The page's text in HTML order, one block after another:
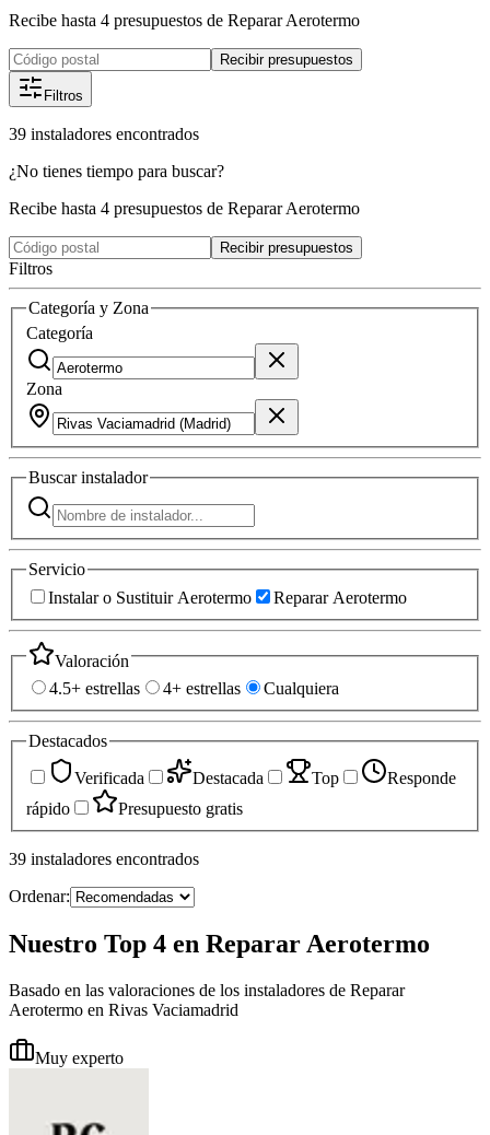
Recibe hasta 4 presupuestos de Reparar Aerotermo
Recibir presupuestos
Filtros
39 instaladores encontrados
¿No tienes tiempo para buscar?
Recibe hasta 4 presupuestos de Reparar Aerotermo
Recibir presupuestos
Filtros
Categoría y Zona
Categoría
Zona
Buscarinstalador
Servicio
Instalar o Sustituir Aerotermo
Reparar Aerotermo
Valoración
4.5+ estrellas
4+ estrellas Cualquiera
Destacados
Verificada
Destacada Top
Responde
rápido
Presupuesto gratis
39 instaladores encontrados
Ordenar:
Nuestro Top 4 en Reparar Aerotermo
Basado en las valoraciones de los instaladores de Reparar
Aerotermo en Rivas Vaciamadrid
Muy experto